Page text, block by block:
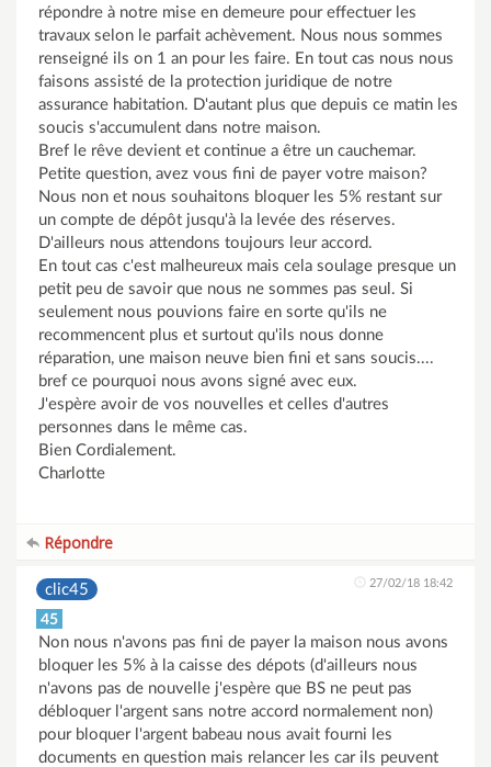
répondre à notre mise en demeure pour effectuer les
travaux selon le parfait achèvement. Nous nous sommes
renseigné ils on 1 an pour les faire. En tout cas nous nous
faisons assisté de la protection juridique de notre
assurance habitation. D'autant plus que depuis ce matin les
soucis s'accumulent dans notre maison.
Bref le rêve devient et continue a être un cauchemar.
Petite question, avez vous fini de payer votre maison?
Nous non et nous souhaitons bloquer les 5% restant sur
un compte de dépôt jusqu'à la levée des réserves.
D'ailleurs nous attendons toujours leur accord.
En tout cas c'est malheureux mais cela soulage presque un
petit peu de savoir que nous ne sommes pas seul. Si
seulement nous pouvions faire en sorte qu'ils ne
recommencent plus et surtout qu'ils nous donne
réparation, une maison neuve bien fini et sans soucis....
bref ce pourquoi nous avons signé avec eux.
J'espère avoir de vos nouvelles et celles d'autres
personnes dans le même cas.
Bien Cordialement.
Charlotte
Répondre
clic45 27/02/18 18:42
45
Non nous n'avons pas fini de payer la maison nous avons
bloquer les 5% à la caisse des dépots (d'ailleurs nous
n'avons pas de nouvelle j'espère que BS ne peut pas
débloquer l'argent sans notre accord normalement non)
pour bloquer l'argent babeau nous avait fourni les
documents en question mais relancer les car ils peuvent